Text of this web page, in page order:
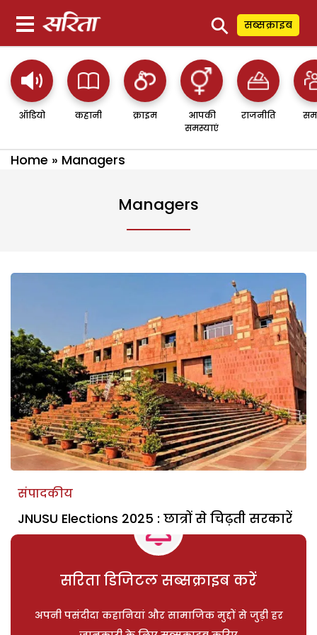
⚲ सब्सक्राइब
ऑडियो कहानी क्राइम
आपकी
समस्याएं
राजनीति
Home » Managers
Managers
संपादकीय
JNUSU Elections 2025 : छात्रों से चिढ़ती सरकारें
सरिता डिजिटल सब्सक्राइब करें
अपनी पसंदीदा कहानियां और सामाजिक मुद्दों से जुड़ी हर